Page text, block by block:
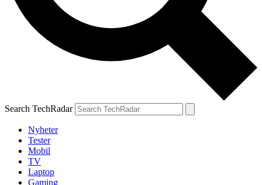
Search TechRadar
Nyheter
Tester
Mobil
TV
Laptop
Gaming